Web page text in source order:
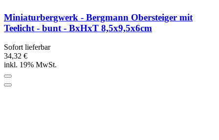
Teelicht - bunt - BxHxT 8,5x9,5x6cm
Sofort lieferbar
34,32 €
inkl. 19% MwSt.